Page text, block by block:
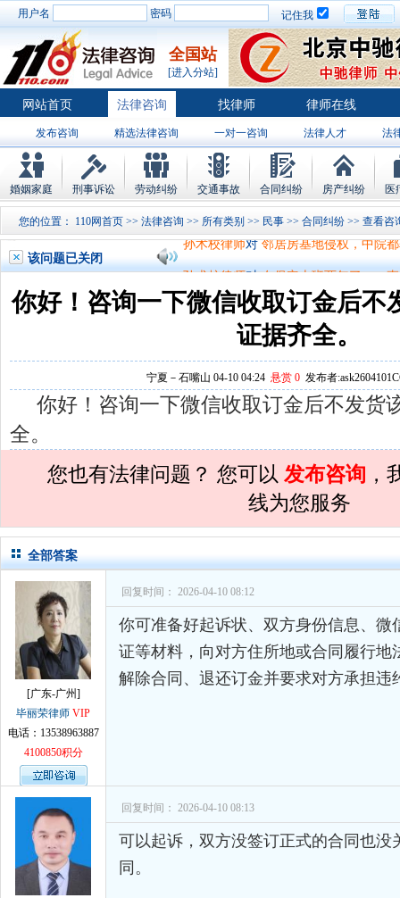
用户名 密码 记住我
全国站
[进入分站]
网站首页 法律咨询 找律师 律师在线
发布咨询 精选法律咨询 一对一咨询 法律人才 法
律师排行
婚姻家庭 刑事诉讼 劳动纠纷 交通事故 合同纠纷 房产纠纷 医
您的位置： 110网首页 >> 法律咨询 >> 所有类别 >> 民事 >> 合同纠纷 >>
该问题已关闭
孙术校律师 将满19周岁，偷了一部
孙术校律师 对 邻居房基地侵权，中院
孙术校律师对 你好，我2016年离的婚
孙术校律师对 房产交易问题
孙术校律师对夫妻共同财产假如妻子
孙术校律师 民事诉讼法院指定的举
孙术校律师对离婚法律怎么判？有一
孙术校律师 对律师您好。我是2018年
对 将满19周岁，偷了一部
孙术校律师对房产交易问题的回复获
孙术校律师对我是男方，离婚了，孩
孙术校律师对
你好！咨询一下微信收取订金后不
证据齐全。
宁夏－石嘴山 04-10 04:24 悬赏 0 发布者
你好！咨询一下微信收取订金后不发货
全。
您也有法律问题？ 您可以 发布咨询 ，
线为您服务
全部答案
[广东-广州]
毕丽荣律师 VIP
电话：13538963887
4100850积分
回复时间： 2026-04-10 08:12
你可准备好起诉状、双方身份信息、微
证等材料，向对方住所地或合同履行地
解除合同、退还订金并要求对方承担违
回复时间： 2026-04-10 08:13
可以起诉，双方没签订正式的合同也没
同。